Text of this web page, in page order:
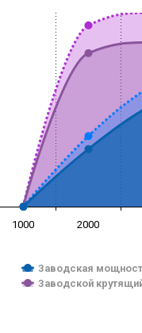
Заводская
Заводской
1000 2000